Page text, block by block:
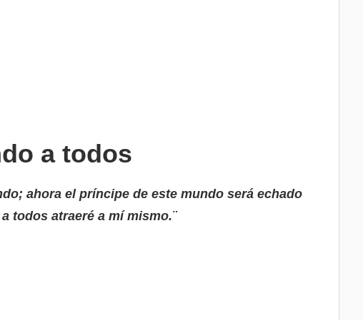
a todos
ahora el príncipe de este mundo será echado
todos atraeré a mí mismo.¨